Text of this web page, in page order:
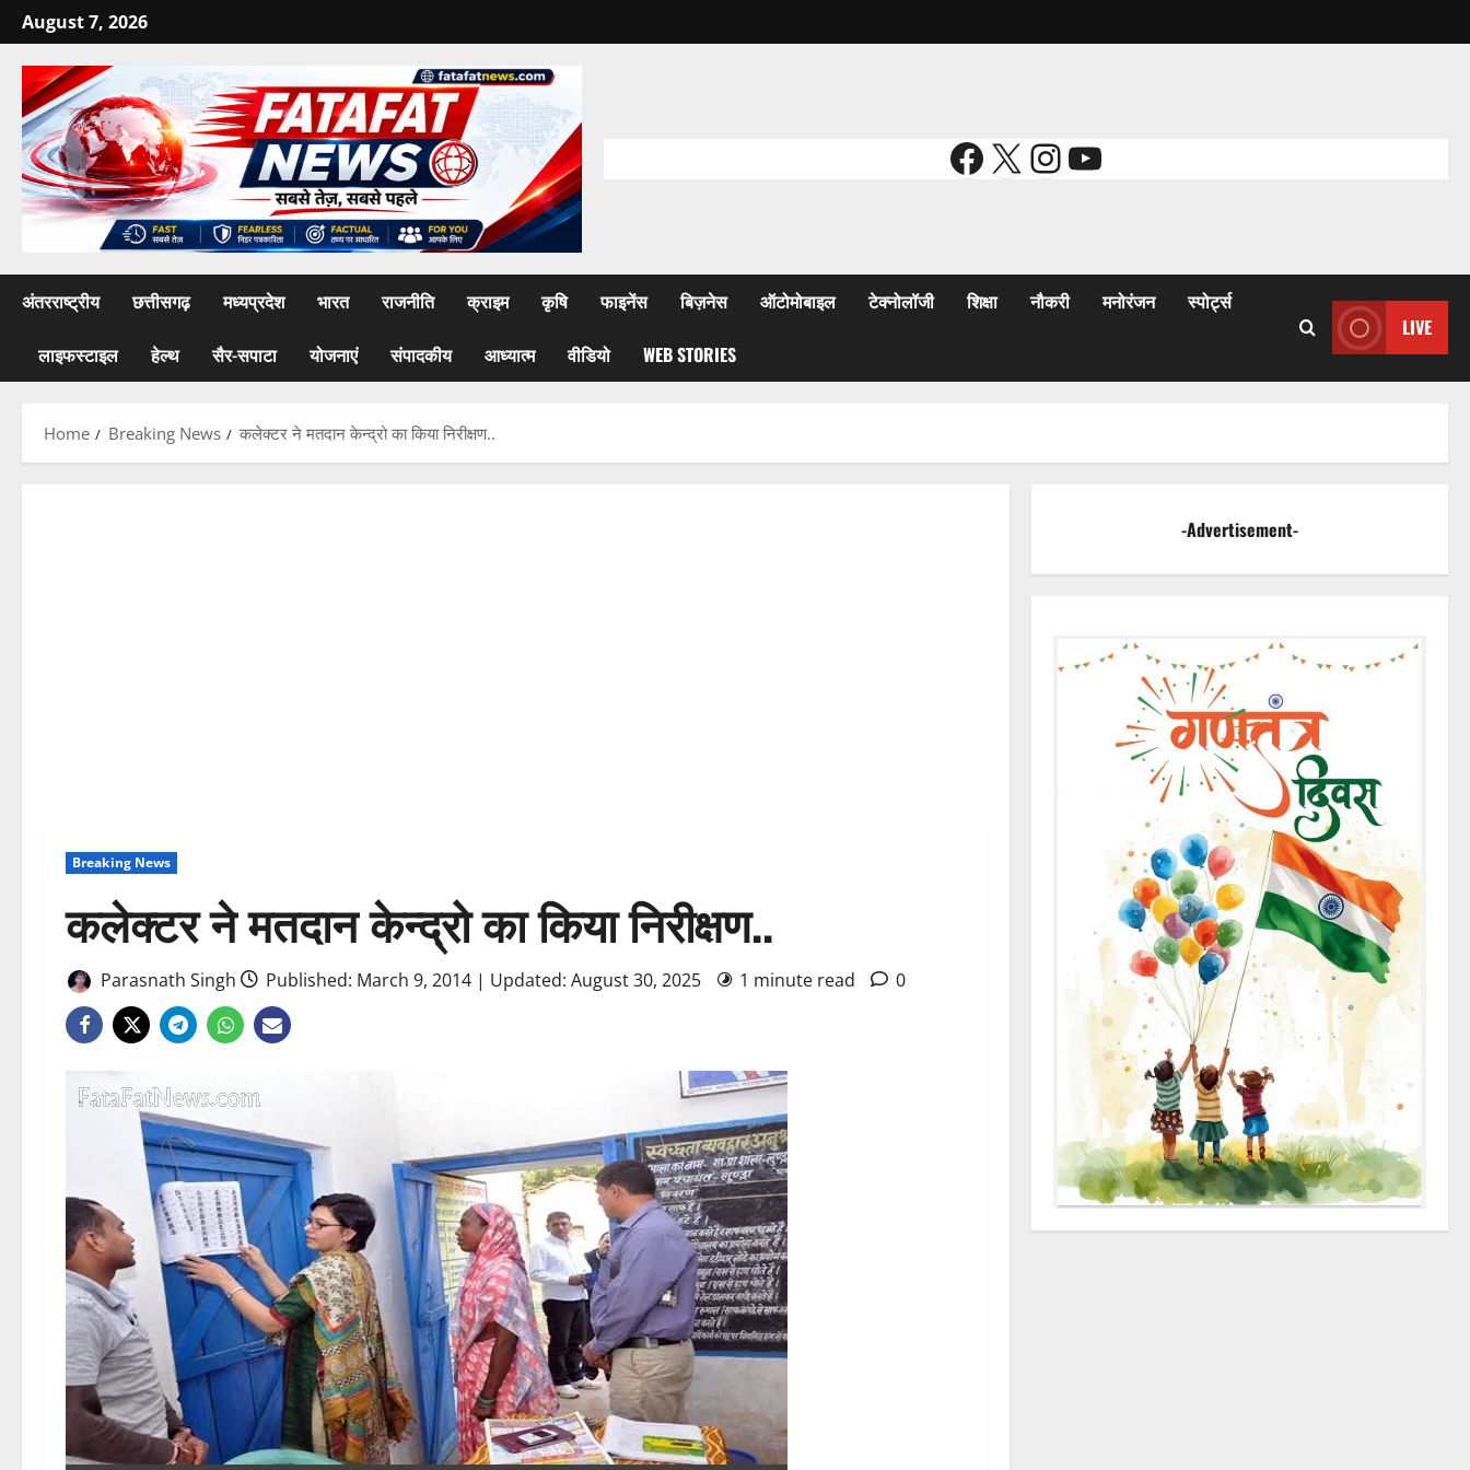
Skip
to
content
August 7, 2026
Facebook
X Instagram
YouTube
अंतरराष्ट्रीय छत्तीसगढ़ मध्यप्रदेश भारत राजनीति क्राइम कृषि फाइनेंस बिज़नेस ऑटोमोबाइल टेक्नोलॉजी शिक्षा नौकरी मनोरंजन स्पोर्ट्स
लाइफस्टाइल हेल्थ सैर-सपाटा योजनाएं संपादकीय आध्यात्म वीडियो WEB STORIES
LIVE
Home Breaking News कलेक्टर ने मतदान केन्द्रो का किया निरीक्षण..
Breaking News
कलेक्टर ने मतदान केन्द्रो का किया निरीक्षण..
Parasnath Singh Published: March 9, 2014 | Updated: August 30, 2025 1 minute read 0
-Advertisement-